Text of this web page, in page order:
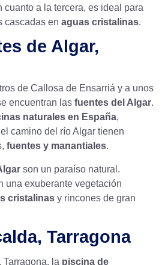
cuanto a la tercera, es ideal para
cascadas en aguas cristalinas.
de Algar,
de Callosa de Ensarriá y a unos
encuentran las fuentes del Algar.
naturales en España,
camino del río Algar tienen
fuentes y manantiales.
son un paraíso natural.
una exuberante vegetación
cristalinas y rincones de gran
Tarragona
la piscina de